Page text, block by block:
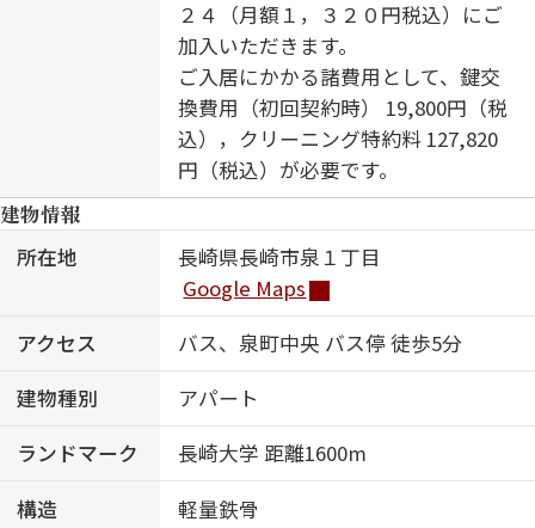
２４（月額１，３２０円税込）にご
加入いただきます。
ご入居にかかる諸費用として、鍵交
換費用（初回契約時） 19,800円（税
込），クリーニング特約料 127,820
円（税込）が必要です。
建物情報
所在地
長崎県長崎市泉１丁目
Google Maps
アクセス
バス、泉町中央 バス停 徒歩5分
建物種別
アパート
ランドマーク
長崎大学 距離1600m
構造
軽量鉄骨